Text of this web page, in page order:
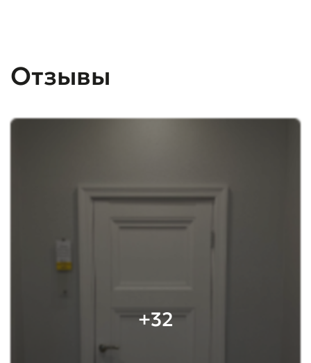
Отзывы
+32